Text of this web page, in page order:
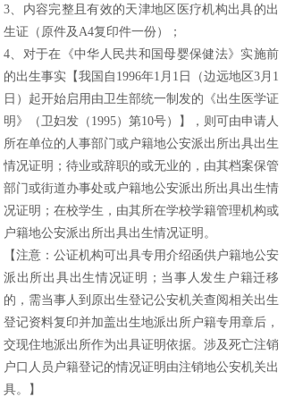
3、内容完整且有效的天津地区医疗机构出具的出
生证（原件及A4复印件一份）；
4、对于在《中华人民共和国母婴保健法》实施前
的出生事实【我国自 1996年1 月 1 日（边远地区3月 1
日）起开始启用由卫生部统一制发的《出生医学证
明》（卫妇发（ 1995）第10号）】，则可由申请人
所在单位的人事部门或户籍地公安派出所出具出生
情况证明；待业或辞职的或无业的，由其档案保管
部门或街道办事处或户籍地公安派出所出具出生情
况证明；在校学生，由其所在学校学籍管理机构或
户籍地公安派出所出具出生情况证明。
【注意：公证机构可出具专用介绍函供户籍地公安
派出所出具出生情况证明；当事人发生户籍迁移
的，需当事人到原出生登记公安机关查阅相关出生
登记资料复印并加盖出生地派出所户籍专用章后，
交现住地派出所作为出具证明依据。涉及死亡注销
户口人员户籍登记的情况证明由注销地公安机关出
具。】